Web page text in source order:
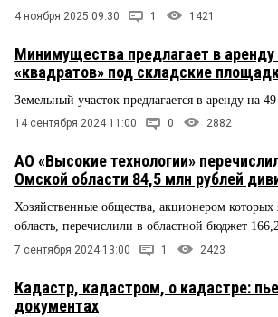
4 ноября 2025 09:30 1 1421
Минимущества предлагает в
«квадратов» под складские
Земельный участок предлагается в аренду на 49
14 сентября 2024 11:00 0 2882
АО «Высокие технологии»
Омской области 84,5 млн рублей
Хозяйственные общества, акционером которых
область, перечислили в областной бюджет
7 сентября 2024 13:00 1 2423
Кадастр, кадастром, о кадастре:
документах